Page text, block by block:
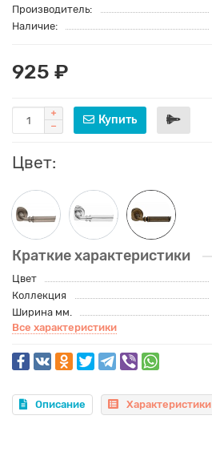
Производитель:
Наличие:
925 ₽
Купить
Цвет:
Краткие характеристики
Цвет
Коллекция
Ширина мм.
Все характеристики
Описание Характеристики